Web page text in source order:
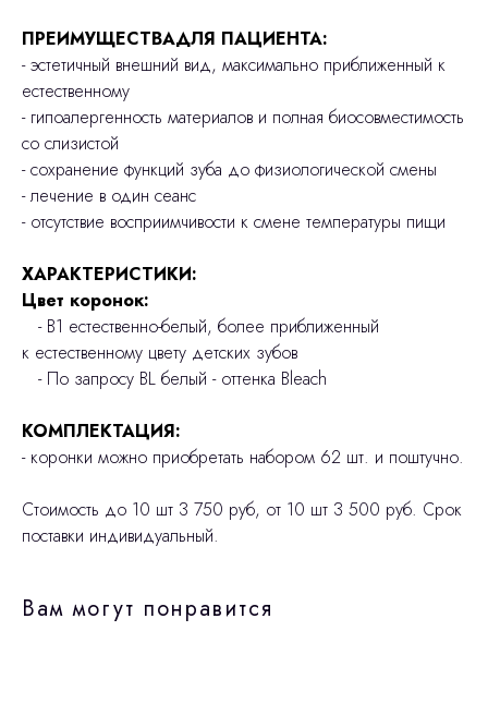
ПРЕИМУЩЕСТВАДЛЯ ПАЦИЕНТА:
- эстетичный внешний вид, максимально приближенный к
естественному
- гипоалергенность материалов и полная биосовместимость
со слизистой
- сохранение функций зуба до физиологической смены
- лечение в один сеанс
- отсутствие восприимчивости к смене температуры пищи
ХАРАКТЕРИСТИКИ:
Цвет коронок:
- В1 естественно-белый, более приближенный
к естественному цвету детских зубов
- По запросу BL белый - оттенка Bleach
КОМПЛЕКТАЦИЯ:
- коронки можно приобретать набором 62 шт. и поштучно.
Стоимость до 10 шт 3 750 руб, от 10 шт 3 500 руб. Срок
поставки индивидуальный.
Вам могут понравится